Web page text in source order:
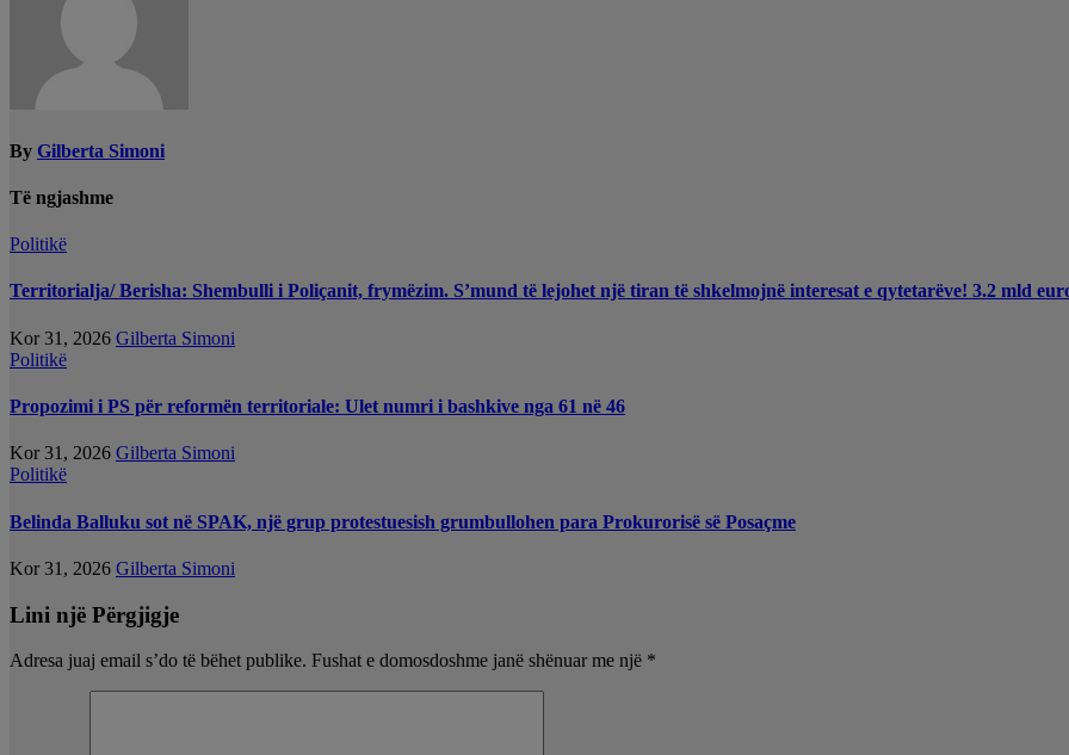
By Gilberta Simoni
Të ngjashme
Politikë
Territorialja/ Berisha: Shembulli i Poliçanit, frymëzim. S’mund të lejohet një tiran të shkelmojnë interesat e qytetarëve! 3.2 mld
Kor 31, 2026 Gilberta Simoni
Politikë
Propozimi i PS për reformën territoriale: Ulet numri i bashkive nga 61 në 46
Kor 31, 2026 Gilberta Simoni
Politikë
Belinda Balluku sot në SPAK, një grup protestuesish grumbullohen para Prokurorisë së Posaçme
Kor 31, 2026 Gilberta Simoni
Lini një Përgjigje
Adresa juaj email s’do të bëhet publike. Fushat e domosdoshme janë shënuar me një *